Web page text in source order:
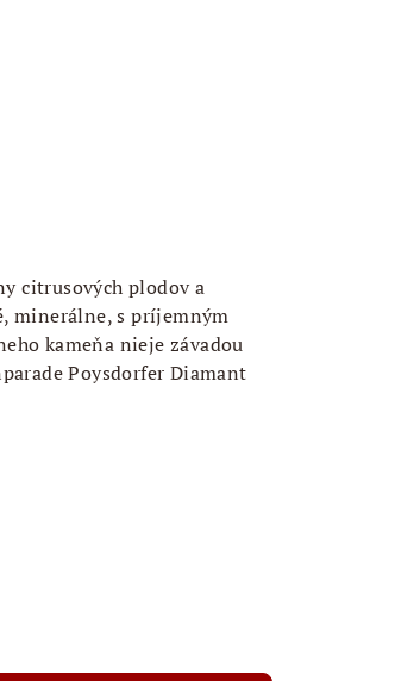
citrusových plodov a
minerálne, s príjemným
kameňa nieje závadou
Poysdorfer Diamant